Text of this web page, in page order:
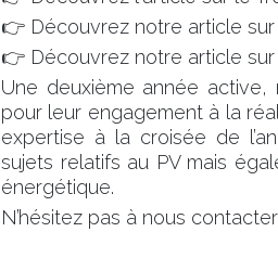
👉 Découvrez notre article sur
👉 Découvrez notre article sur
Une deuxième année
pour leur engagement à la
expertise à la croisée de
sujets relatifs au PV mais
énergétique.
N’hésitez pas à nous